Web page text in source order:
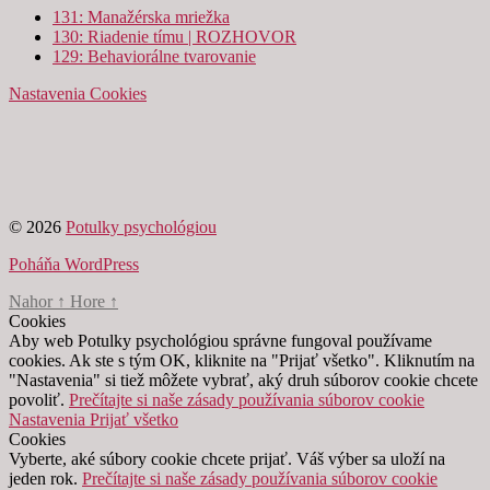
131: Manažérska mriežka
130: Riadenie tímu | ROZHOVOR
129: Behaviorálne tvarovanie
Nastavenia Cookies
© 2026 Potulky psychológiou
Poháňa WordPress
Nahor ↑ Hore ↑
Cookies
Aby web Potulky psychológiou správne fungoval používame
cookies. Ak ste s tým OK, kliknite na "Prijať všetko". Kliknutím na
"Nastavenia" si tiež môžete vybrať, aký druh súborov cookie chcete
povoliť. Prečítajte si naše zásady používania súborov cookie
Nastavenia Prijať všetko
Cookies
Vyberte, aké súbory cookie chcete prijať. Váš výber sa uloží na
jeden rok. Prečítajte si naše zásady používania súborov cookie